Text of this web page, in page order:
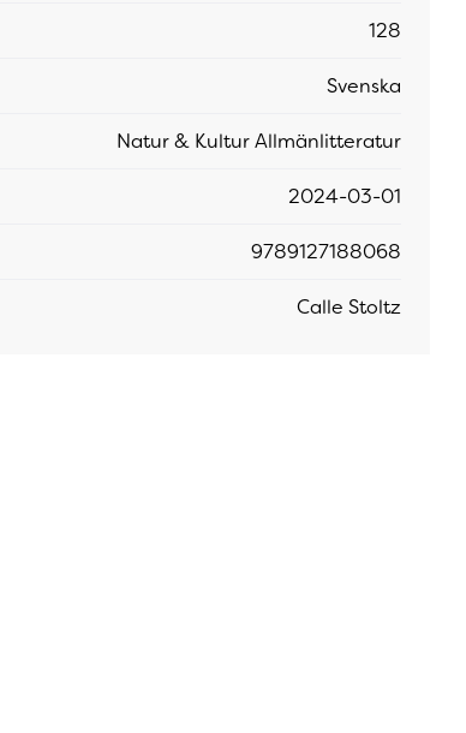
128
Svenska
Natur & Kultur Allmänlitteratur
2024-03-01
9789127188068
Calle Stoltz